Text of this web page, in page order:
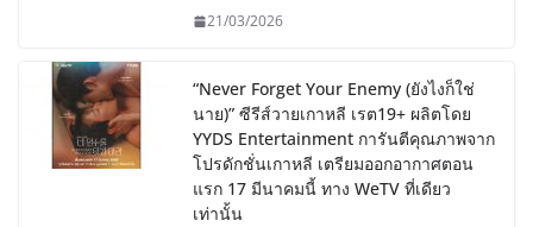
21/03/2026
“Never Forget Your Enemy (ยังไงก็ใช่
นาย)” ซีรีส์วายเกาหลี เรต19+ ผลิตโดย
YYDS Entertainment การันตีคุณภาพจาก
โปรดักชั่นเกาหลี เตรียมออกอากาศตอน
แรก 17 มีนาคมนี้ ทาง WeTV ที่เดียว
เท่านั้น